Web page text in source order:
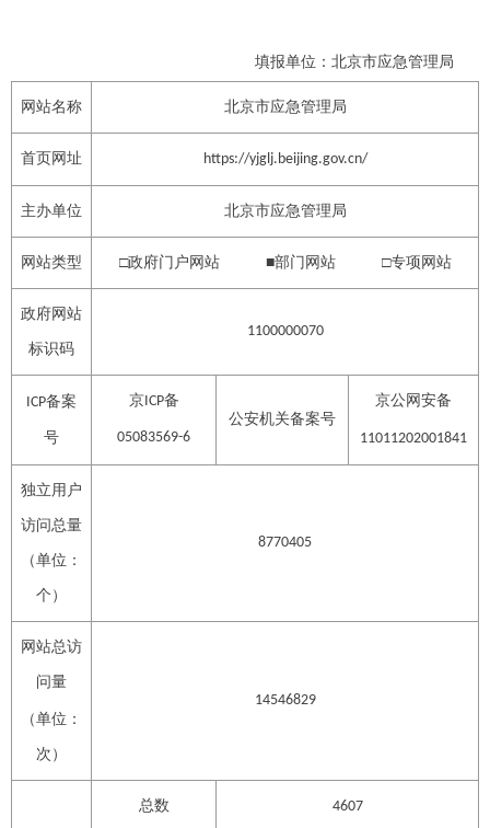
填报单位：北京市应急管理局
网站名称 北京市应急管理局
首页网址 https://yjglj.beijing.gov.cn/
主办单位 北京市应急管理局
网站类型 □政府门户网站 ■部门网站 □专项网站
政府网站
标识码
1100000070
ICP备案
号
京ICP备
05083569-6
公安机关备案号
京公网安备
11011202001841
独立用户
访问总量
（单位：
个）
8770405
网站总访
问量
（单位：
次）
14546829
总数 4607